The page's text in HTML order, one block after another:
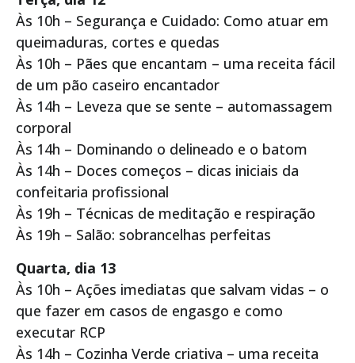
Às 10h – Segurança e Cuidado: Como atuar em
queimaduras, cortes e quedas
Às 10h – Pães que encantam – uma receita fácil
de um pão caseiro encantador
Às 14h – Leveza que se sente – automassagem
corporal
Às 14h – Dominando o delineado e o batom
Às 14h – Doces começos – dicas iniciais da
confeitaria profissional
Às 19h – Técnicas de meditação e respiração
Às 19h – Salão: sobrancelhas perfeitas
Quarta, dia 13
Às 10h – Ações imediatas que salvam vidas – o
que fazer em casos de engasgo e como
executar RCP
Às 14h – Cozinha Verde criativa – uma receita